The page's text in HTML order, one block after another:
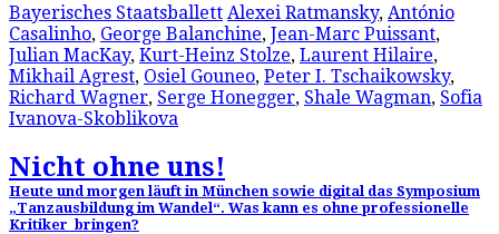
Bayerisches Staatsballett Alexei Ratmansky, António
Casalinho, George Balanchine, Jean-Marc Puissant,
Julian MacKay, Kurt-Heinz Stolze, Laurent Hilaire,
Mikhail Agrest, Osiel Gouneo, Peter I. Tschaikowsky,
Richard Wagner, Serge Honegger, Shale Wagman, Sofia
Ivanova-Skoblikova
Nicht ohne uns!
Heute und morgen läuft in München sowie digital das Symposium
„Tanzausbildung im Wandel“. Was kann es ohne professionelle
Kritiker bringen?